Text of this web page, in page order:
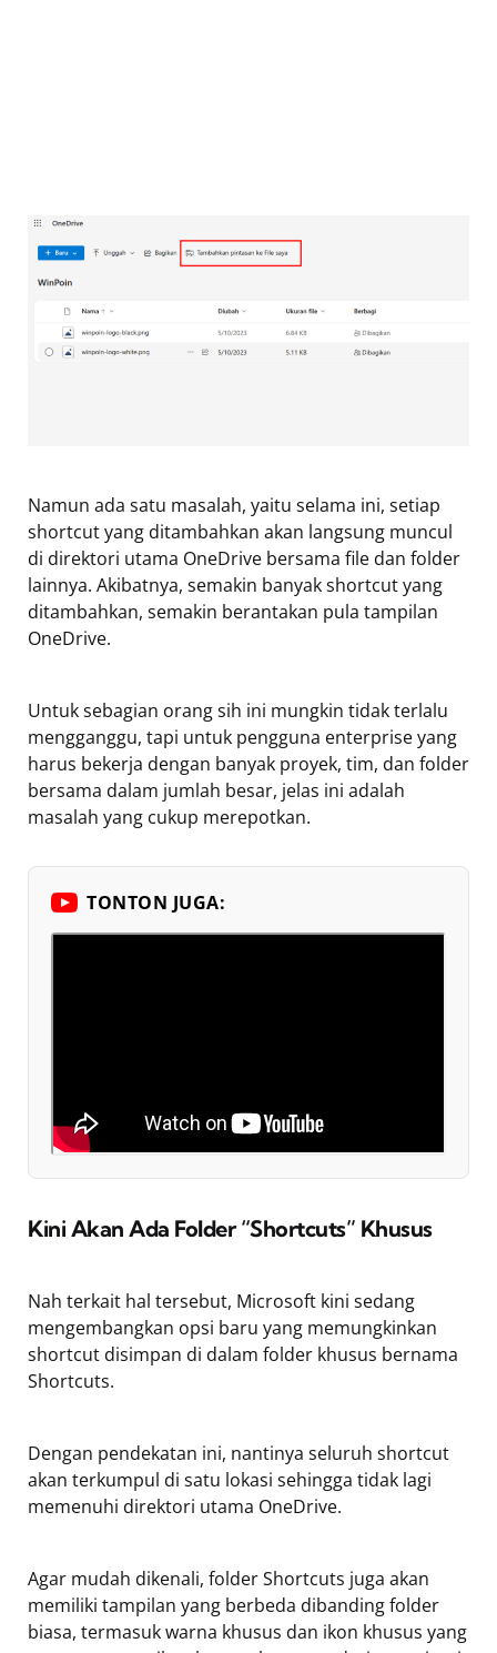
Namun ada satu masalah, yaitu selama ini, setiap
shortcut yang ditambahkan akan langsung muncul
di direktori utama OneDrive bersama file dan folder
lainnya. Akibatnya, semakin banyak shortcut yang
ditambahkan, semakin berantakan pula tampilan
OneDrive.
Untuk sebagian orang sih ini mungkin tidak terlalu
mengganggu, tapi untuk pengguna enterprise yang
harus bekerja dengan banyak proyek, tim, dan folder
bersama dalam jumlah besar, jelas ini adalah
masalah yang cukup merepotkan.
TONTON JUGA:
Kini Akan Ada Folder “Shortcuts” Khusus
Nah terkait hal tersebut, Microsoft kini sedang
mengembangkan opsi baru yang memungkinkan
shortcut disimpan di dalam folder khusus bernama
Shortcuts.
Dengan pendekatan ini, nantinya seluruh shortcut
akan terkumpul di satu lokasi sehingga tidak lagi
memenuhi direktori utama OneDrive.
Agar mudah dikenali, folder Shortcuts juga akan
memiliki tampilan yang berbeda dibanding folder
biasa, termasuk warna khusus dan ikon khusus yang